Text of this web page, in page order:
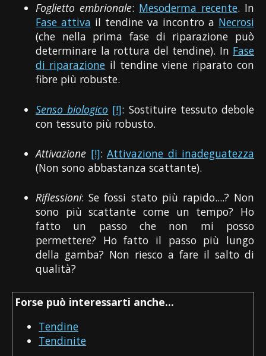
Foglietto embrionale: Mesoderma recente. In
Fase attiva il tendine va incontro a Necrosi
(che nella prima fase di riparazione può
determinare la rottura del tendine). In Fase
di riparazione il tendine viene riparato con
fibre più robuste.
Senso biologico [!]: Sostituire tessuto debole
con tessuto più robusto.
Attivazione [!]: Attivazione di inadeguatezza
(Non sono abbastanza scattante).
Riflessioni: Se fossi stato più rapido....? Non
sono più scattante come un tempo? Ho
fatto un passo che non mi posso
permettere? Ho fatto il passo più lungo
della gamba? Non riesco a fare il salto di
qualità?
Forse può interessarti anche...
Tendine
Tendinite